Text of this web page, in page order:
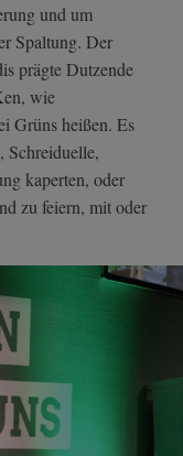
und um
Spaltung. Der
prägte Dutzende
wie
Grüns heißen. Es
Schreiduelle,
kaperten, oder
zu feiern, mit oder